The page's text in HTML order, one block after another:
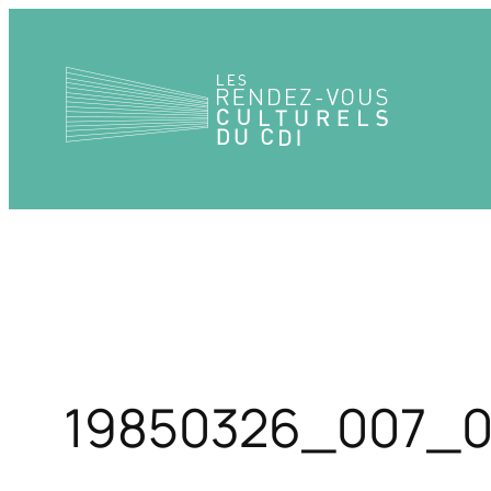
contenu